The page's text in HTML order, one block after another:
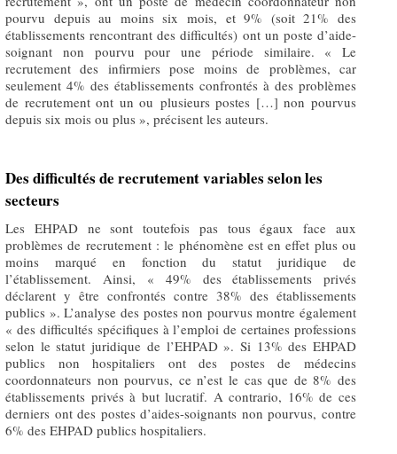
pourvu depuis au moins six mois, et 9% (soit 21% des
établissements rencontrant des difficultés) ont un poste d’aide-
soignant non pourvu pour une période similaire. « Le
recrutement des infirmiers pose moins de problèmes, car
seulement 4% des établissements confrontés à des problèmes
de recrutement ont un ou plusieurs postes […] non pourvus
depuis six mois ou plus », précisent les auteurs.
Des difficultés de recrutement variables selon les
secteurs
Les EHPAD ne sont toutefois pas tous égaux face aux
problèmes de recrutement : le phénomène est en effet plus ou
moins marqué en fonction du statut juridique de
l’établissement. Ainsi, « 49% des établissements privés
déclarent y être confrontés contre 38% des établissements
publics ». L’analyse des postes non pourvus montre également
« des difficultés spécifiques à l’emploi de certaines professions
selon le statut juridique de l’EHPAD ». Si 13% des EHPAD
publics non hospitaliers ont des postes de médecins
coordonnateurs non pourvus, ce n’est le cas que de 8% des
établissements privés à but lucratif. A contrario, 16% de ces
derniers ont des postes d’aides-soignants non pourvus, contre
6% des EHPAD publics hospitaliers.